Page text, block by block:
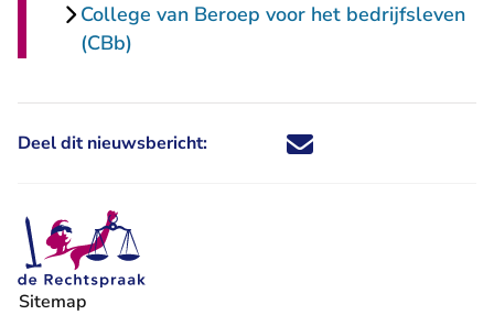
College van Beroep voor het bedrijfsleven
(CBb)
Deel dit nieuwsbericht: Deel dit nieuwsbericht via X -
Deel dit nieuwsbericht via
Deel dit nieuwsbericht
Deel dit
Sitemap